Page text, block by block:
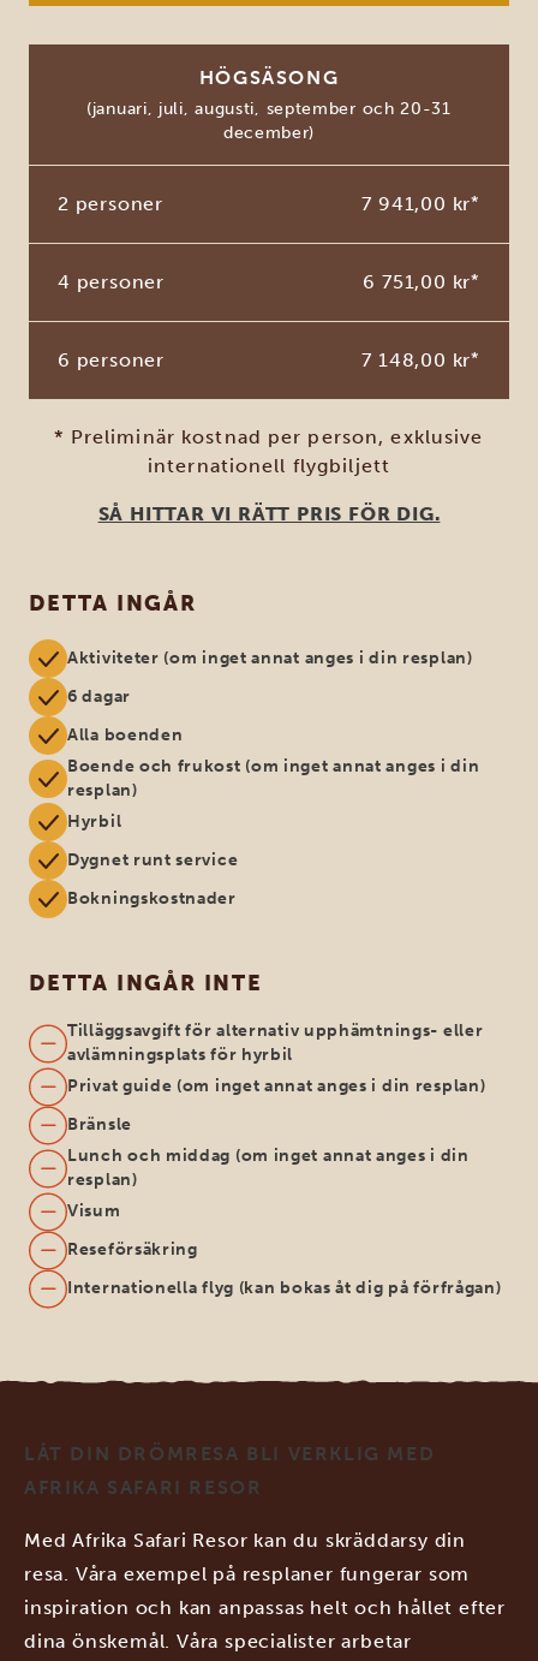
HÖGSÄSONG
(januari, juli, augusti, september och 20-31
december)
2 personer 7 941,00 kr*
4 personer 6 751,00 kr*
6 personer 7 148,00 kr*
* Preliminär kostnad per person, exklusive
internationell flygbiljett
SÅ HITTAR VI RÄTT PRIS FÖR DIG.
DETTA INGÅR
Aktiviteter (om inget annat anges i din resplan)
6 dagar
Alla boenden
Boende och frukost (om inget annat anges i din
resplan)
Hyrbil
Dygnet runt service
Bokningskostnader
DETTA INGÅR INTE
Tilläggsavgift för alternativ upphämtnings- eller
avlämningsplats för hyrbil
Privat guide (om inget annat anges i din resplan)
Bränsle
Lunch och middag (om inget annat anges i din
resplan)
Visum
Reseförsäkring
Internationella flyg (kan bokas åt dig på förfrågan)
LÅT DIN DRÖMRESA BLI VERKLIG MED
AFRIKA SAFARI RESOR
Med Afrika Safari Resor kan du skräddarsy din
resa. Våra exempel på resplaner fungerar som
inspiration och kan anpassas helt och hållet efter
dina önskemål. Våra specialister arbetar